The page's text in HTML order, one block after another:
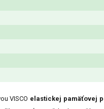
VISCO elastickej pamäťovej